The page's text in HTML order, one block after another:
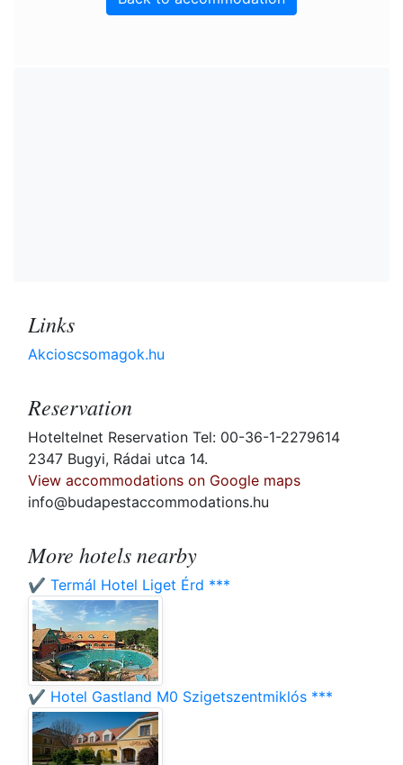
Links
Akcioscsomagok.hu
Reservation
Hoteltelnet Reservation Tel: 00-36-1-2279614
2347 Bugyi, Rádai utca 14.
View accommodations on Google maps
info@budapestaccommodations.hu
More hotels nearby
✔️ Termál Hotel Liget Érd ***
✔️ Hotel Gastland M0 Szigetszentmiklós ***